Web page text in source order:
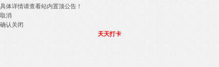
具体详情请查看站内置顶公告！
取消
确认关闭
天天打卡